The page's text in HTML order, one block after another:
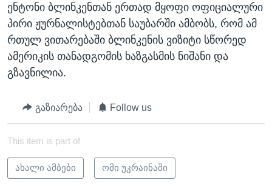
ენტონი ბლინკენთან ერთად მყოფი ოფიციალური
პირი ჟურნალისტებთან საუბარში ამბობს, რომ ამ
რთულ ვითარებაში ბლინკენის ვიზიტი სწორედ
ამერიკის თანადგომის ხაზგასმის ნიშანი და
გზავნილია.
გაზიარება Follow us
This item is part of
ახალი ამბები ომი უკრაინაში